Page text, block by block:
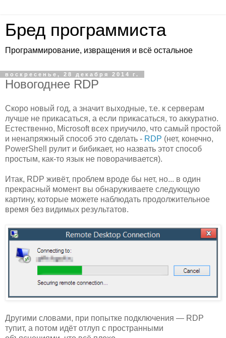
Бред программиста
Программирование, извращения и всё остальное
воскресенье, 28 декабря 2014 г.
Новогоднее RDP
Скоро новый год, а значит выходные, т.е. к серверам
лучше не прикасаться, а если прикасаться, то аккуратно.
Естественно, Microsoft всех приучило, что самый простой
и ненапряжный способ это сделать - RDP (нет, конечно,
PowerShell рулит и бибикает, но назвать этот способ
простым, как-то язык не поворачивается).
Итак, RDP живёт, проблем вроде бы нет, но... в один
прекрасный момент вы обнаруживаете следующую
картину, которые можете наблюдать продолжительное
время без видимых результатов.
Другими словами, при попытке подключения — RDP
тупит, а потом идёт отлуп с пространными